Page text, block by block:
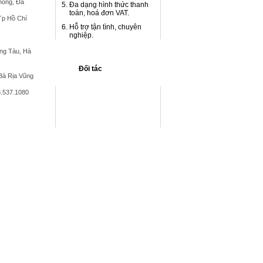
Đà
Hồ Chí
Tàu, Hà
Rịa Vũng
Đa dạng hình thức thanh
toán, hoá đơn VAT.
Hỗ trợ tận tình, chuyên
nghiệp.
Đối tác